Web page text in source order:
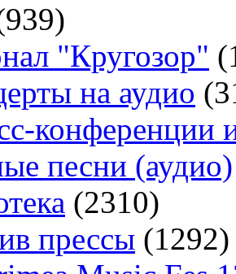
"Кругозор"
на аудио
конференции
песни (аудио)
(2310)
прессы (1292)